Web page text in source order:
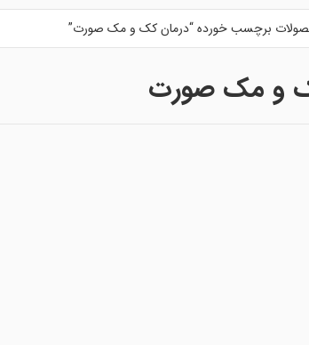
برچسب خورده “درمان کک و مک صورت”
و مک صورت